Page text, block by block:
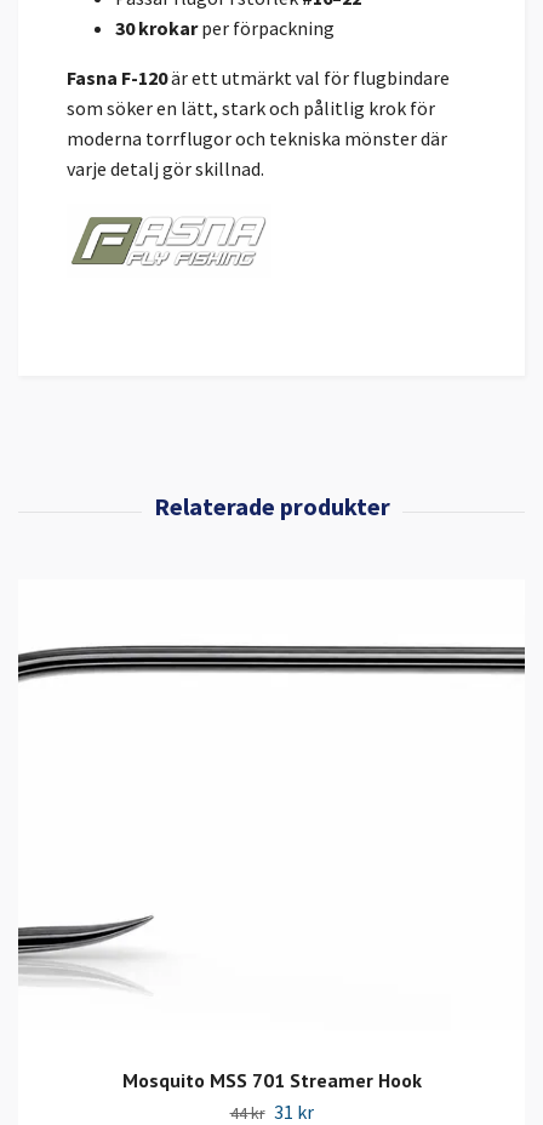
30 krokarper förpackning
Fasna F-120är ett utmärkt val för flugbindare
som söker en lätt, stark och pålitlig krok för
moderna torrflugor och tekniska mönster där
varje detalj gör skillnad.
Mosquito MSS 701 Streamer Hook
44 kr 31 kr